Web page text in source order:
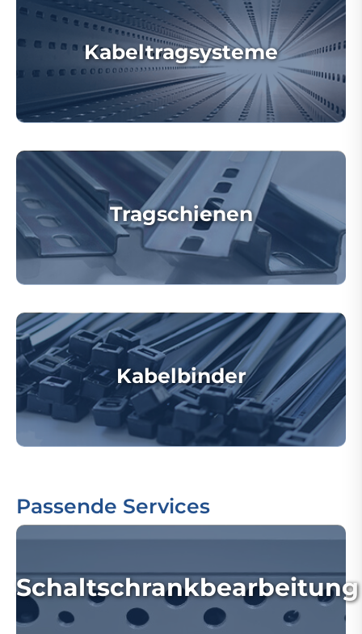
Kabeltragsysteme
Tragschienen
Kabelbinder
Passende Services
Schaltschrankbearbeitung